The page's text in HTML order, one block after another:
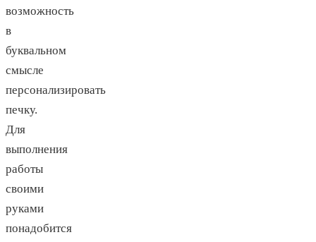
возможность
в
буквальном
смысле
персонализировать
печку.
Для
выполнения
работы
своими
руками
понадобится